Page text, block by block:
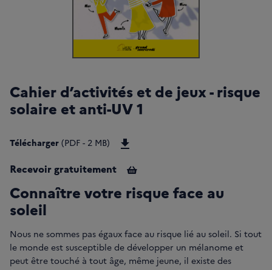
Cahier d’activités et de jeux - risque
solaire et anti-UV 1
Télécharger (PDF - 2 MB)
Recevoir gratuitement
Connaître votre risque face au
soleil
Nous ne sommes pas égaux face au risque lié au soleil. Si tout
le monde est susceptible de développer un mélanome et
peut être touché à tout âge, même jeune, il existe des